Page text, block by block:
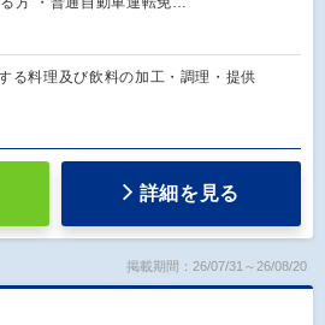
る料理及び飲料の加工・調理・提供
詳細を見る
掲載期間：26/07/31～26/08/20